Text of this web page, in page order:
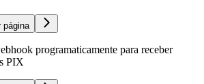
página
programaticamente para receber
PIX